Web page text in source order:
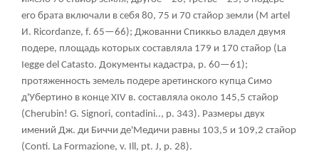
его брата включали в себя 80, 75 и 70 стайор земли (М artel
И. Ricordanze, f. 65—66); Джованни Спиккьо владел двумя
подере, площадь которых составляла 179 и 170 стайор (La
Iegge del Catasto. Документы кадастра, p. 60—61);
протяженность земель подере аретинского купца Симо
д'Убертино в конце XIV в. составляла около 145,5 стайор
(Cherubin! G. Signori, contadini.., p. 343). Размеры двух
имений Дж. ди Биччи де'Медичи равны 103,5 и 109,2 стайор
(Conti. La Formazione, v. Ill, pt. J, p. 28).